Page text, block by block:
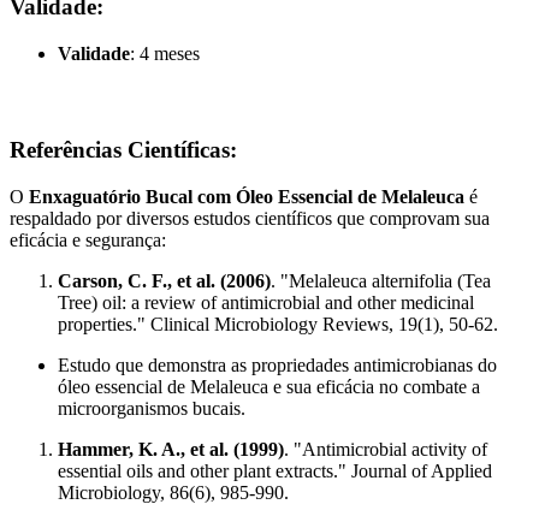
Validade:
Validade: 4 meses
Referências Científicas:
O Enxaguatório Bucal com Óleo Essencial de Melaleuca é
respaldado por diversos estudos científicos que comprovam sua
eficácia e segurança:
Carson, C. F., et al. (2006). "Melaleuca alternifolia (Tea
Tree) oil: a review of antimicrobial and other medicinal
properties." Clinical Microbiology Reviews, 19(1), 50-62.
Estudo que demonstra as propriedades antimicrobianas do
óleo essencial de Melaleuca e sua eficácia no combate a
microorganismos bucais.
Hammer, K. A., et al. (1999). "Antimicrobial activity of
essential oils and other plant extracts." Journal of Applied
Microbiology, 86(6), 985-990.